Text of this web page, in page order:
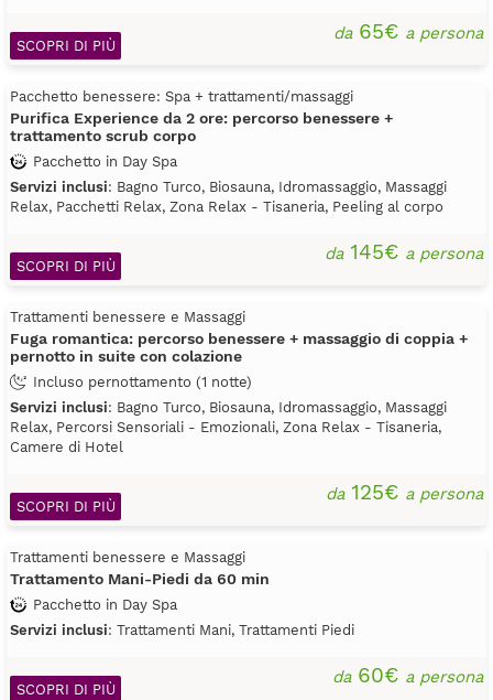
da65€ a persona
SCOPRI DI PIÙ
Pacchetto benessere: Spa + trattamenti/massaggi
Purifica Experience da 2 ore: percorso benessere +
trattamento scrub corpo
Pacchetto in Day Spa
Servizi inclusi: Bagno Turco, Biosauna, Idromassaggio, Massaggi
Relax, Pacchetti Relax, Zona Relax - Tisaneria, Peeling al corpo
da145€ a persona
SCOPRI DI PIÙ
Trattamenti benessere e Massaggi
Fuga romantica: percorso benessere + massaggio di coppia +
pernotto in suite con colazione
Incluso pernottamento (1 notte)
Servizi inclusi: Bagno Turco, Biosauna, Idromassaggio, Massaggi
Relax, Percorsi Sensoriali - Emozionali, Zona Relax - Tisaneria,
Camere di Hotel
da125€ a persona
SCOPRI DI PIÙ
Trattamenti benessere e Massaggi
Trattamento Mani-Piedi da 60 min
Pacchetto in Day Spa
Servizi inclusi: Trattamenti Mani, Trattamenti Piedi
da60€ a persona
SCOPRI DI PIÙ